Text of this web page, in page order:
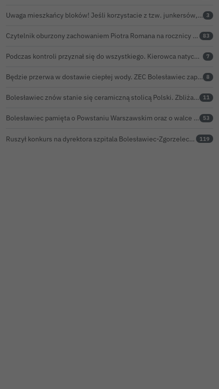
Uwaga mieszkańcy bloków! Jeśli korzystacie z tzw. junkersów, przeczytajcie to koniecznie 3
Czytelnik oburzony zachowaniem Piotra Romana na rocznicy prezydentury Karola Nawrockiego. Obejrzeliśmy nagranie 83
Podczas kontroli przyznał się do wszystkiego. Kierowca natychmiast stracił prawo jazdy 7
Będzie przerwa w dostawie ciepłej wody. ZEC Bolesławiec zapowiada prace remontowe 8
Bolesławiec znów stanie się ceramiczną stolicą Polski. Zbliża się 32. Święto Ceramiki 11
Bolesławiec pamięta o Powstaniu Warszawskim oraz o walce powstańców z faszyzmem 53
Ruszył konkurs na dyrektora szpitala Bolesławiec-Zgorzelec. Rozstrzygnięcie już w czerwcu? 119